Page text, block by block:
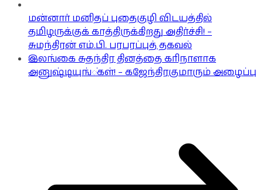
மன்னார் மனிதப் புதைகுழி விடயத்தில்
தமிழருக்குக் காத்திருக்கிறது அதிர்ச்சி! –
சுமந்திரன் எம்.பி. பரபரப்புத் தகவல்
இலங்கை சுதந்திர தினத்தை கரிநாளாக
அனுஷ்டியுங்கள்! – கஜேந்திரகுமாரும் அழைப்பு